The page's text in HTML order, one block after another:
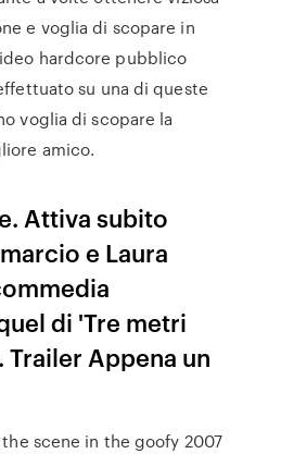
e voglia di scopare in
hardcore pubblico
su una di queste
voglia di scopare la
amico.
Attiva subito
e Laura
di 'Tre metri
Appena un
the scene in the goofy 2007